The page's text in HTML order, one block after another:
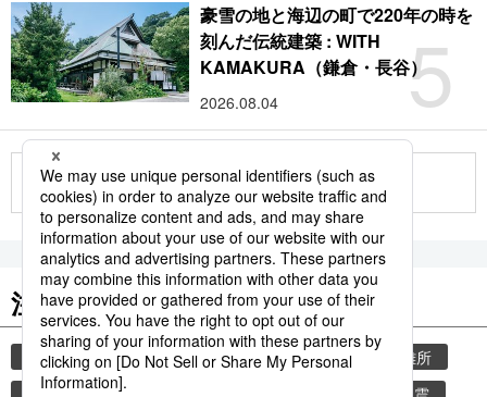
5
豪雪の地と海辺の町で220年の時を
刻んだ伝統建築 : WITH
KAMAKURA（鎌倉・長谷）
2026.08.04
もっと見る
注目のキーワード
共同通信ニュース 気象・災害 災害
避難所